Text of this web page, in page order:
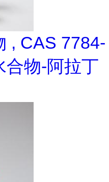
, CAS 7784-
合物-阿拉丁